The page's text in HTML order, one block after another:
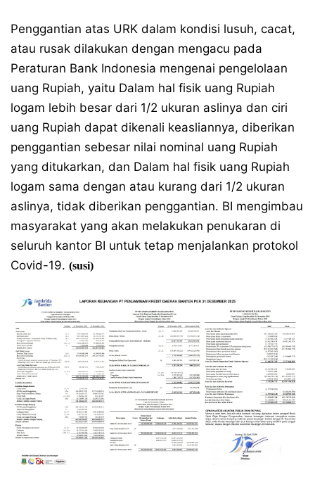
Penggantian atas URK dalam kondisi lusuh, cacat,
atau rusak dilakukan dengan mengacu pada
Peraturan Bank Indonesia mengenai pengelolaan
uang Rupiah, yaitu Dalam hal fisik uang Rupiah
logam lebih besar dari 1/2 ukuran aslinya dan ciri
uang Rupiah dapat dikenali keasliannya, diberikan
penggantian sebesar nilai nominal uang Rupiah
yang ditukarkan, dan Dalam hal fisik uang Rupiah
logam sama dengan atau kurang dari 1/2 ukuran
aslinya, tidak diberikan penggantian. BI mengimbau
masyarakat yang akan melakukan penukaran di
seluruh kantor BI untuk tetap menjalankan protokol
Covid-19. (susi)